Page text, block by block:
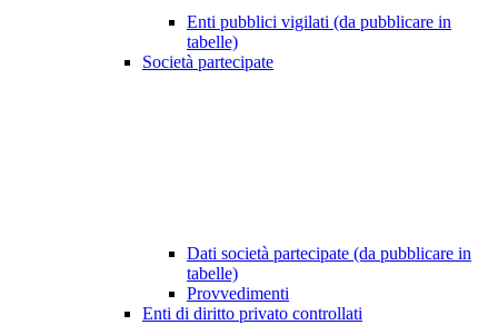
Enti pubblici vigilati (da pubblicare in
tabelle)
Società partecipate
Dati società partecipate (da pubblicare in
tabelle)
Provvedimenti
Enti di diritto privato controllati